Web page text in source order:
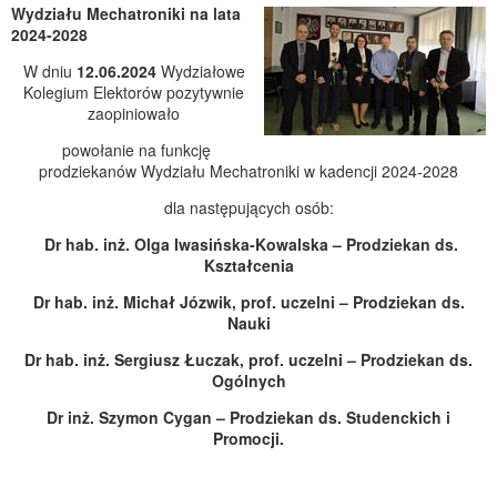
Wydziału Mechatroniki na lata
2024-2028
W dniu 12.06.2024Wydziałowe
Kolegium Elektorów pozytywnie
zaopiniowało
powołanie na funkcję
prodziekanów Wydziału Mechatroniki w kadencji 2024-2028
dla następujących osób:
Dr hab. inż. Olga Iwasińska-Kowalska – Prodziekan ds.
Kształcenia
Dr hab. inż. Michał Józwik, prof. uczelni – Prodziekan ds.
Nauki
Dr hab. inż. Sergiusz Łuczak, prof. uczelni – Prodziekan ds.
Ogólnych
Dr inż. Szymon Cygan – Prodziekan ds. Studenckich i
Promocji.